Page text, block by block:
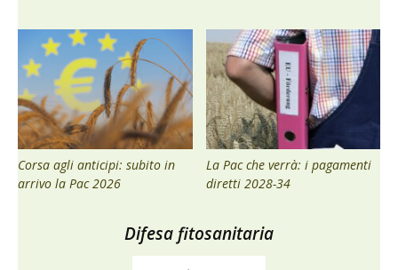
Corsa agli anticipi: subito in
arrivo la Pac 2026
La Pac che verrà: i pagamenti
diretti 2028-34
Difesa fitosanitaria